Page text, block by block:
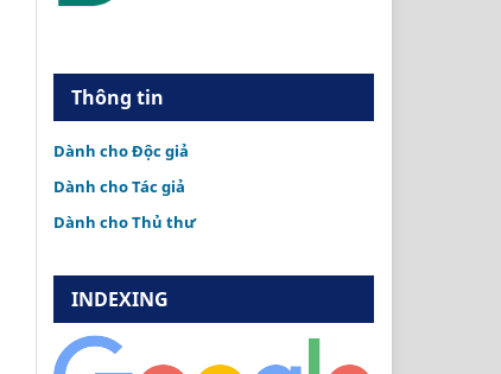
Thông tin
Dành cho Độc giả
Dành cho Tác giả
Dành cho Thủ thư
INDEXING